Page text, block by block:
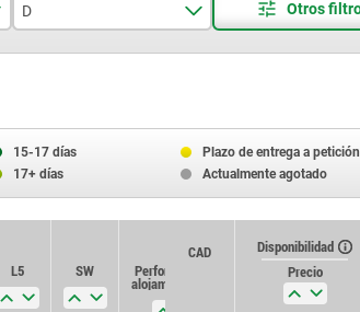
D
11,5
22
15-17 días
Plazo de entrega a petición
17+ días
Actualmente agotado
L5 SW Perforación de
alojamiento H11
CAD
Disponibilidad
Precio